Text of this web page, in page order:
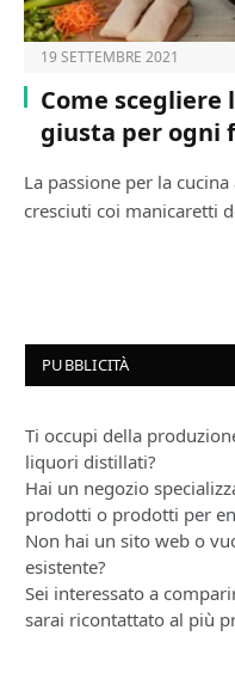
19 SETTEMBRE 2021
Come
giusta per ogni
La passione per la
cresciuti coi manicaretti
PUBBLICITÀ
Ti occupi della
liquori distillati?
Hai un negozio
prodotti o prodotti per
Non hai un sito web o
esistente?
Sei interessato a
sarai ricontattato al più